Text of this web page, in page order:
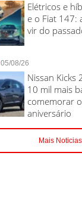
Elétricos e
e o Fiat 147:
vir do
05/08/26
Nissan Kicks
10 mil mais
comemorar
aniversário
Mais Noticias